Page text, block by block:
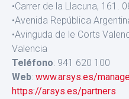
•Carrer de la Llacuna, 161.
•Avenida República
•Avinguda de le Corts
Valencia
Teléfono: 941 620 100
Web: www.arsys.es/
https://arsys.es/partners